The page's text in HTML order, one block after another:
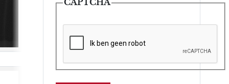
Deze vraag is om te controleren dat u